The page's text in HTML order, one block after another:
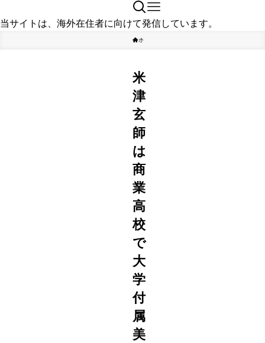
当サイトは、海外在住者に向けて発信しています。
ホーム
米
津
玄
師
は
商
業
高
校
で
大
学
付
属
美